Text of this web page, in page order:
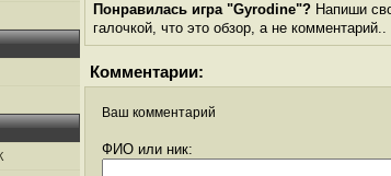
Понравилась игра "Gyrodine"? Напиши
галочкой, что это обзор, а не комментарий..
Комментарии:
Ваш комментарий
ФИО или ник: